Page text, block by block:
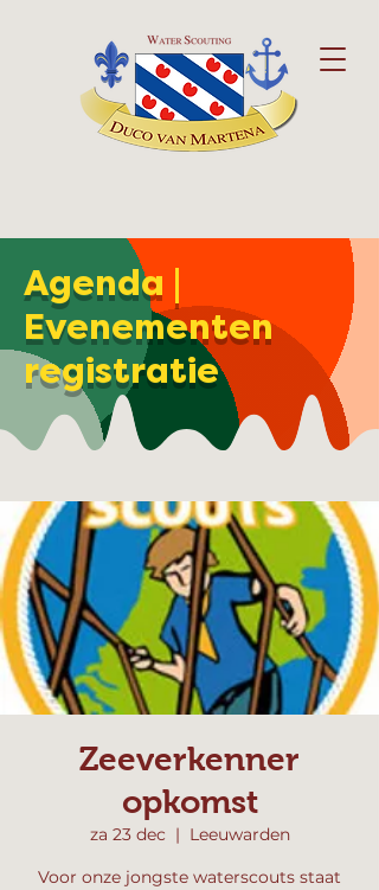
Agenda |
Evenementen
registratie
Zeeverkenner
opkomst
za 23 dec
  |
Leeuwarden
Voor onze jongste waterscouts staat